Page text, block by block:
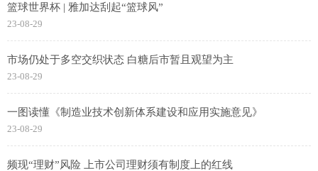
篮球世界杯 | 雅加达刮起“篮球风”
23-08-29
市场仍处于多空交织状态 白糖后市暂且观望为主
23-08-29
一图读懂《制造业技术创新体系建设和应用实施意见》
23-08-29
频现“理财”风险 上市公司理财须有制度上的红线